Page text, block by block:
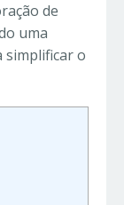
de
uma
simplificar o